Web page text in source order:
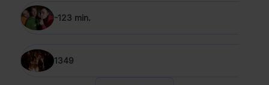
-123 min.
1349